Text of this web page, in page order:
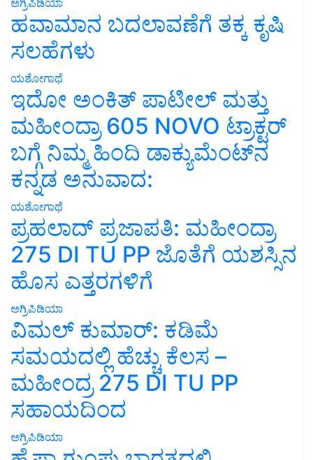
ಹವಾಮಾನ ಬದಲಾವಣೆಗೆ ತಕ್ಕ ಕೃಷಿ
ಸಲಹೆಗಳು
ಯಶೋಗಾಥೆ
ಇದೋ ಅಂಕಿತ್ ಪಾಟೀಲ್ ಮತ್ತು
ಮಹೀಂದ್ರಾ 605 NOVO ಟ್ರಾಕ್ಟರ್
ಬಗ್ಗೆ ನಿಮ್ಮ ಹಿಂದಿ ಡಾಕ್ಯುಮೆಂಟ್‌ನ
ಕನ್ನಡ ಅನುವಾದ:
ಯಶೋಗಾಥೆ
ಪ್ರಹಲಾದ್ ಪ್ರಜಾಪತಿ: ಮಹೀಂದ್ರಾ
275 DI TU PP ಜೊತೆಗೆ ಯಶಸ್ಸಿನ
ಹೊಸ ಎತ್ತರಗಳಿಗೆ
ಅಗ್ರಿಪಿಡಿಯಾ
ವಿಮಲ್ ಕುಮಾರ್: ಕಡಿಮೆ
ಸಮಯದಲ್ಲಿ ಹೆಚ್ಚು ಕೆಲಸ –
ಮಹೀಂದ್ರ 275 DI TU PP
ಸಹಾಯದಿಂದ
ಅಗ್ರಿಪಿಡಿಯಾ